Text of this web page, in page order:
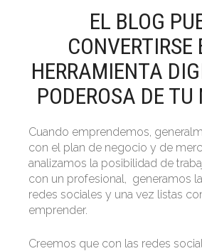
EL BLOG
CONVERTIRSE
HERRAMIENTA
PODEROSA DE TU
Cuando emprendemos,
con el plan de negocio y de
analizamos la posibilidad de
con un profesional, generamos
redes sociales y una vez listas
emprender.
Creemos que con las redes